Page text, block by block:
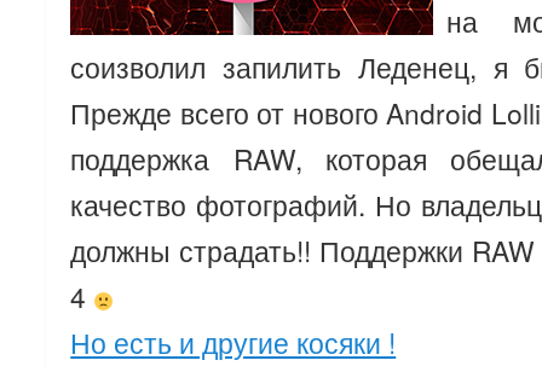
на
соизволил запилить Леденец, я
Прежде всего от нового Android
поддержка RAW, которая
качество фотографий. Но
должны страдать!! Поддержки RAW
4
Но есть и другие косяки !